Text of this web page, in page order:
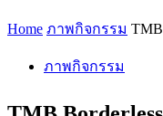
Home ภาพกิจกรรม
ภาพกิจกรรม